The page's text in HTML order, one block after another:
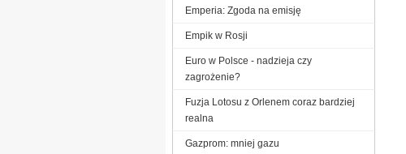
Emperia: Zgoda na emisję
Empik w Rosji
Euro w Polsce - nadzieja czy
zagrożenie?
Fuzja Lotosu z Orlenem coraz bardziej
realna
Gazprom: mniej gazu